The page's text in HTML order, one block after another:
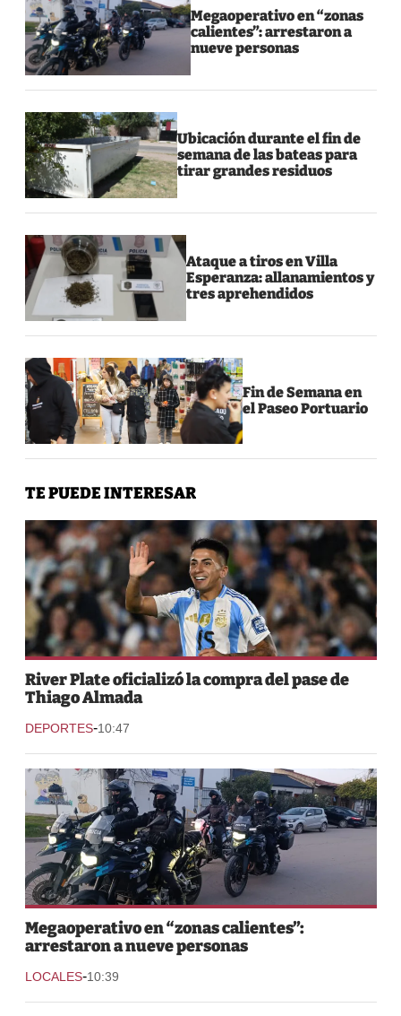
Megaoperativo en “zonas
calientes”: arrestaron a
nueve personas
Ubicación durante el fin de
semana de las bateas para
tirar grandes residuos
Ataque a tiros en Villa
Esperanza: allanamientos y
tres aprehendidos
Fin de Semana en
el Paseo Portuario
TE PUEDE INTERESAR
River Plate oficializó la compra del pase de
Thiago Almada
DEPORTES-10:47
Megaoperativo en “zonas calientes”:
arrestaron a nueve personas
LOCALES-10:39